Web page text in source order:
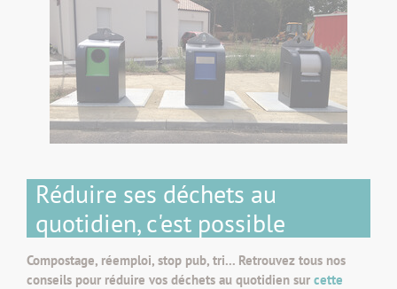
Réduire ses déchets au
quotidien, c'est possible
Compostage, réemploi, stop pub, tri... Retrouvez tous nos
conseils pour réduire vos déchets au quotidien sur cette